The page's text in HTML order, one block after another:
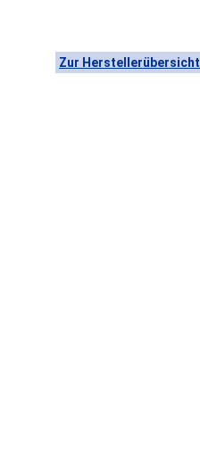
Zur Herstellerübersicht